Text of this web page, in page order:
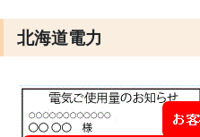
北海道電力